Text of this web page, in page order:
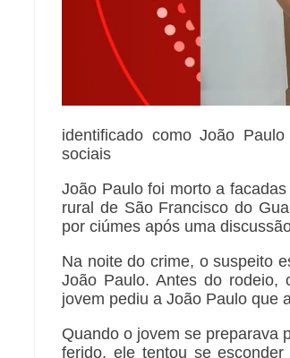
identificado como João
sociais
João Paulo foi morto a
rural de São Francisco do
por ciúmes após uma
Na noite do crime, o suspeito
João Paulo. Antes do rodeio,
jovem pediu a João Paulo que
Quando o jovem se preparava
ferido, ele tentou se